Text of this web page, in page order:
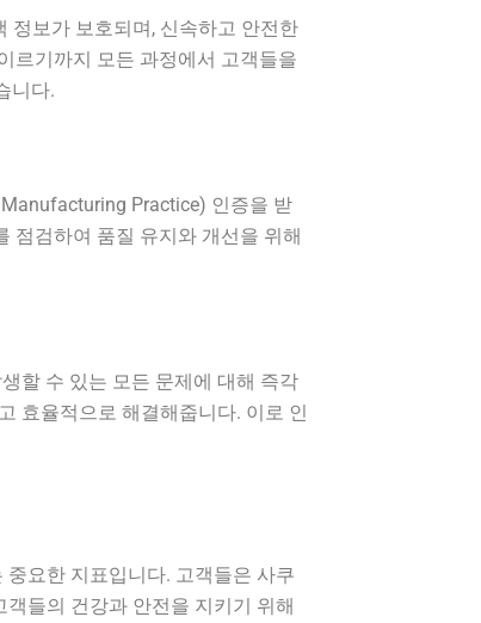
정보가 보호되며, 신속하고 안전한
르기까지 모든 과정에서 고객들을
니다.
Practice) 인증을 받
점검하여 품질 유지와 개선을 위해
할 수 있는 모든 문제에 대해 즉각
효율적으로 해결해줍니다. 이로 인
요한 지표입니다. 고객들은 사쿠
들의 건강과 안전을 지키기 위해